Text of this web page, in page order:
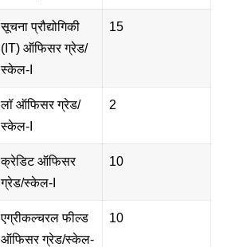
सूचना प्रौद्योगिकी
(IT) ऑफिसर ग्रेड/
स्केल-I
15
लॉ ऑफिसर ग्रेड/
स्केल-I
2
क्रेडिट ऑफिसर
ग्रेड/स्केल-I
10
एग्रीकल्चरल फील्ड
ऑफिसर ग्रेड/स्केल-
10